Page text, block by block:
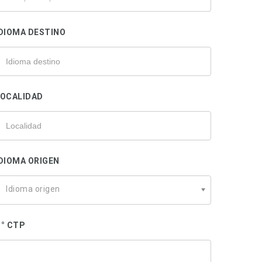
DESTINO
ORIGEN
Idioma origen
CTP